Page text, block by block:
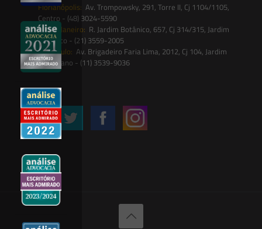
Florianópolis: Av. Trompowsky, 291, Torre II, Cj 1104/1105,
Centro - (48) 3024-5590
Rio de Janeiro: R. Jardim Botânico, 657, Cj 314/315, Jardim
Botânico - (21) 3559-2005
São Paulo: Av. Brigadeiro Faria Lima, 2012, Cj 104, Jardim
Paulistano - (11) 3539-9036
Siga-nos